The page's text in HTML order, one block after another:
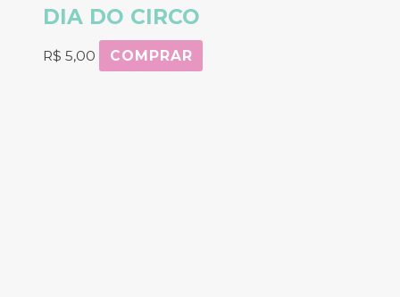
DIA DO CIRCO
R$ 5,00 COMPRAR